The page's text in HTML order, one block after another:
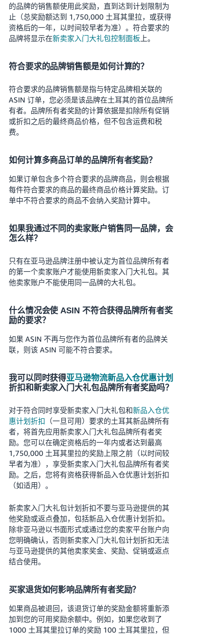
的品牌的销售额使用此奖励，直到达到计划限制为
止（总奖励额达到 1,750,000 土耳其里拉，或获得
资格后的一年，以时间较早者为准）。符合要求的
品牌将显示在新卖家入门大礼包控制面板 上。
符合要求的品牌销售额是如何计算的？
符合要求的品牌销售额是指与特定品牌相关联的
ASIN 订单，您必须是该品牌在土耳其的首位品牌所
有者。品牌所有者奖励的计算依据是扣除所有促销
或折扣之后的最终商品价格，但不包含运费和税
费。
如何计算多商品订单的品牌所有者奖励？
如果订单包含多个符合要求的品牌商品，则会根据
每件符合要求的商品的最终商品价格计算奖励。订
单中不符合要求的商品不会纳入奖励计算中。
如果我通过不同的卖家账户销售同一品牌，会
怎么样？
只有在亚马逊品牌注册中被认定为首位品牌所有者
的第一个卖家账户才能使用新卖家入门大礼包。其
他卖家账户不能使用同一品牌的大礼包。
什么情况会使 ASIN 不符合获得品牌所有者奖
励的要求？
如果 ASIN 不再与您作为首位品牌所有者的品牌关
联，则该 ASIN 可能不符合要求。
我可以同时获得亚马逊物流新品入仓优惠计划
折扣和新卖家入门大礼包品牌所有者奖励吗？
对于符合同时享受新卖家入门大礼包和新品入仓优
惠计划折扣 （一旦可用）要求的土耳其新品牌所有
者，将首先应用新卖家入门大礼包品牌所有者奖
励。您可以在确定资格后的一年内或者达到最高
1,750,000 土耳其里拉的奖励上限之前（以时间较
早者为准），享受新卖家入门大礼包品牌所有者奖
励。之后，您将有资格获得新品入仓优惠计划折扣
（如适用）。
新卖家入门大礼包计划折扣不要与亚马逊提供的其
他奖励或返点叠加，包括新品入仓优惠计划折扣。
除非亚马逊以书面形式或通过您的卖家平台账户向
您明确确认，否则新卖家入门大礼包计划折扣无法
与亚马逊提供的其他卖家奖金、奖励、促销或返点
结合使用。
买家退货如何影响品牌所有者奖励？
如果商品被退回，该退货订单的奖励金额将重新添
加到您的可用奖励余额中。例如，如果您收到了
1000 土耳其里拉订单的奖励 100 土耳其里拉，但